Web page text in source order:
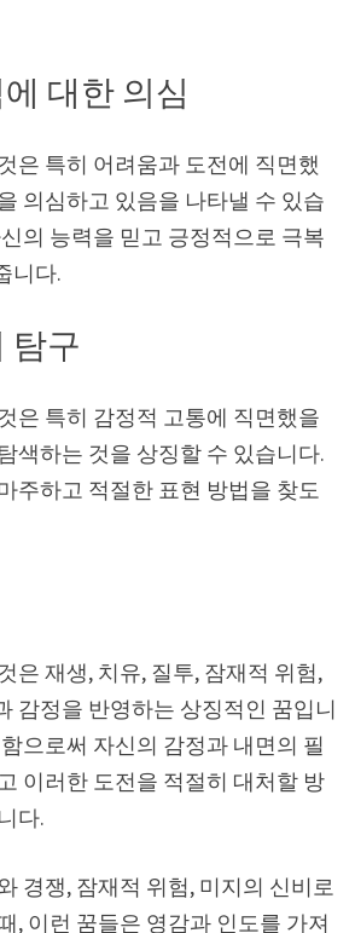
대한 의심
은 특히 어려움과 도전에 직면했
의심하고 있음을 나타낼 수 있습
의 능력을 믿고 긍정적으로 극복
니다.
탐구
은 특히 감정적 고통에 직면했을
색하는 것을 상징할 수 있습니다.
주하고 적절한 표현 방법을 찾도
은 재생, 치유, 질투, 잠재적 위험,
감정을 반영하는 상징적인 꿈입니
으로써 자신의 감정과 내면의 필
이러한 도전을 적절히 대처할 방
다.
경쟁, 잠재적 위험, 미지의 신비로
, 이런 꿈들은 영감과 인도를 가져